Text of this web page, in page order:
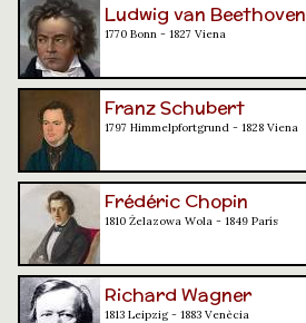
Ludwig van Beethoven
1770 Bonn - 1827 Viena
Franz Schubert
1797 Himmelpfortgrund - 1828 Viena
Frédéric Chopin
1810 Żelazowa Wola - 1849 París
Richard Wagner
1813 Leipzig - 1883 Venècia